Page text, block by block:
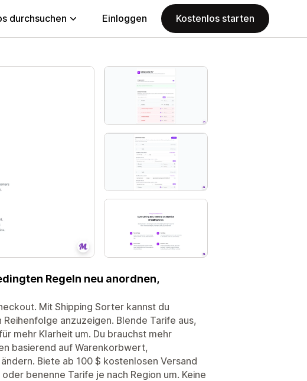
durchsuchen Einloggen Kostenlos starten
Regeln neu anordnen,
Mit Shipping Sorter kannst du
anzuzeigen. Blende Tarife aus,
mehr Klarheit um. Du brauchst mehr
basierend auf Warenkorbwert,
Biete ab 100 $ kostenlosen Versand
benenne Tarife je nach Region um. Keine